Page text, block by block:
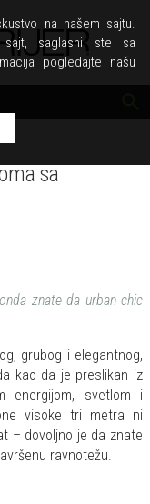
sa
znate da urban chic
grubog i elegantnog,
kao da je preslikan iz
energijom, svetlom i
visoke tri metra ni
– dovoljno je da znate
ravnotežu.
na našem sajtu.
sajt, saglasni ste sa
pogledajte našu